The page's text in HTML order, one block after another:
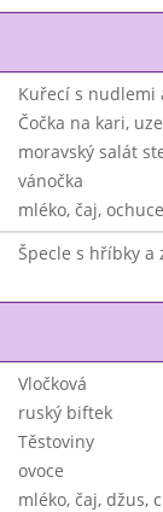
Kuřecí s nudlemi
Čočka na kari,
moravský salát
vánočka
mléko, čaj,
Špecle s hříbky a
Vločková
ruský biftek
Těstoviny
ovoce
mléko, čaj, džus,